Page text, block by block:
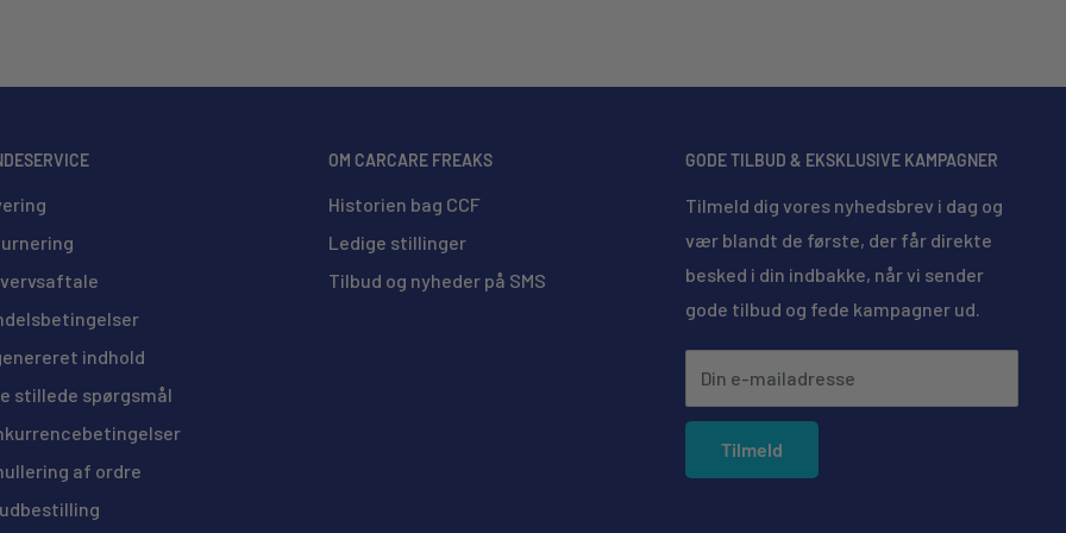
giver altid et proft udseende.
holde interiøret i topstand, er
og måske ikke er 100%
afsendt med fragtmand, til en
indhold
stillede spørgsmål
af ordre
OM CARCARE FREAKS
Historien bag CCF
Ledige stillinger
Tilbud og nyheder på SMS
GODE TILBUD & EKSKLUSIVE KAMPAGNER
Tilmeld dig vores nyhedsbrev i dag og
vær blandt de første, der får direkte
besked i din indbakke, når vi sender
gode tilbud og fede kampagner ud.
Din e-mailadresse
Tilmeld